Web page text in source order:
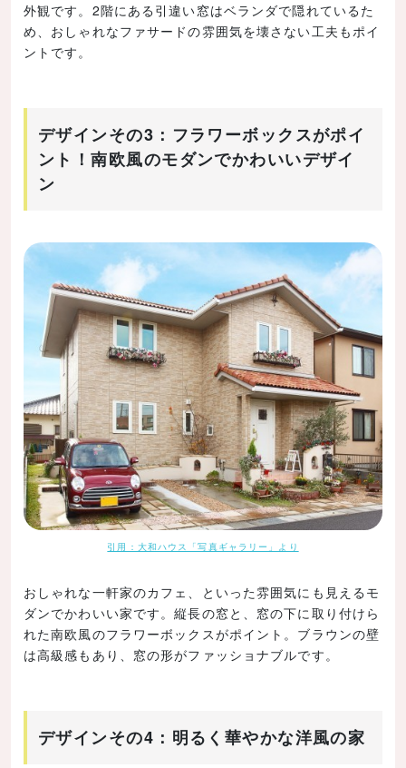
外観です。2階にある引違い窓はベランダで隠れているた
め、おしゃれなファサードの雰囲気を壊さない工夫もポイ
ントです。
デザインその3：フラワーボックスがポイ
ント！南欧風のモダンでかわいいデザイ
ン
引用：大和ハウス「写真ギャラリー」より
おしゃれな一軒家のカフェ、といった雰囲気にも見えるモ
ダンでかわいい家です。縦長の窓と、窓の下に取り付けら
れた南欧風のフラワーボックスがポイント。ブラウンの壁
は高級感もあり、窓の形がファッショナブルです。
デザインその4：明るく華やかな洋風の家